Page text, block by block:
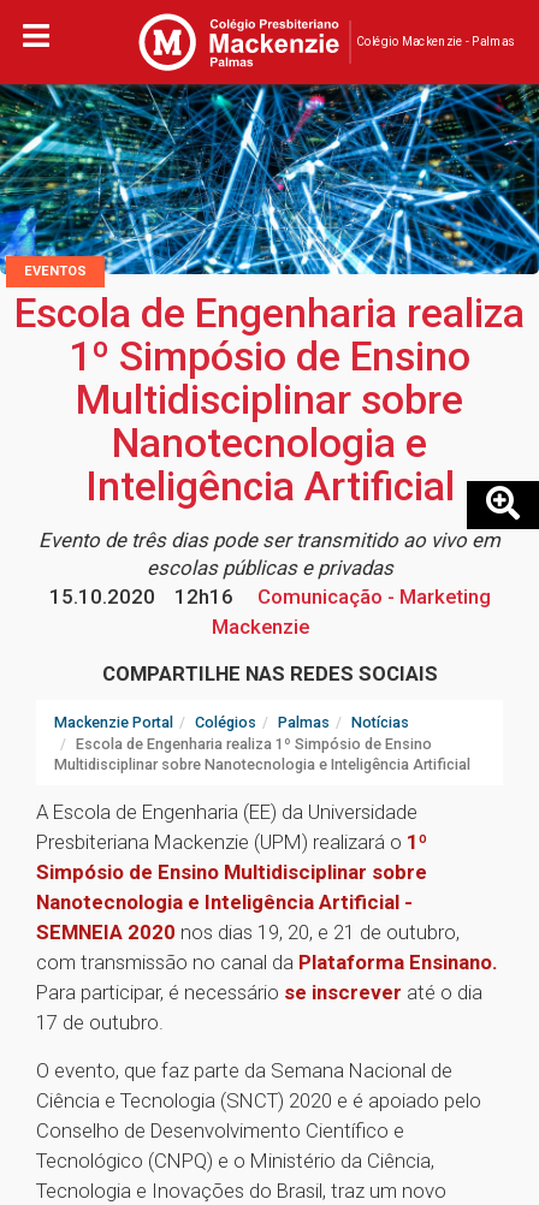
Colégio Mackenzie - Palmas
EVENTOS
Escola de Engenharia realiza
1º Simpósio de Ensino
Multidisciplinar sobre
Nanotecnologia e
Inteligência Artificial
Evento de três dias pode ser transmitido ao vivo em
escolas públicas e privadas
15.10.2020
12h16
Comunicação - Marketing
Mackenzie
COMPARTILHE NAS REDES SOCIAIS
Mackenzie Portal Colégios Palmas
Notícias
Escola de Engenharia realiza 1º Simpósio de Ensino
Multidisciplinar sobre Nanotecnologia e Inteligência Artificial
A Escola de Engenharia (EE) da Universidade
Presbiteriana Mackenzie (UPM) realizará o 1º
Simpósio de Ensino Multidisciplinar sobre
Nanotecnologia e Inteligência Artificial -
SEMNEIA 2020 nos dias 19, 20, e 21 de outubro,
com transmissão no canal da Plataforma Ensinano.
Para participar, é necessário se inscrever até o dia
17 de outubro.
O evento, que faz parte da Semana Nacional de
Ciência e Tecnologia (SNCT) 2020 e é apoiado pelo
Conselho de Desenvolvimento Científico e
Tecnológico (CNPQ) e o Ministério da Ciência,
Tecnologia e Inovações do Brasil, traz um novo